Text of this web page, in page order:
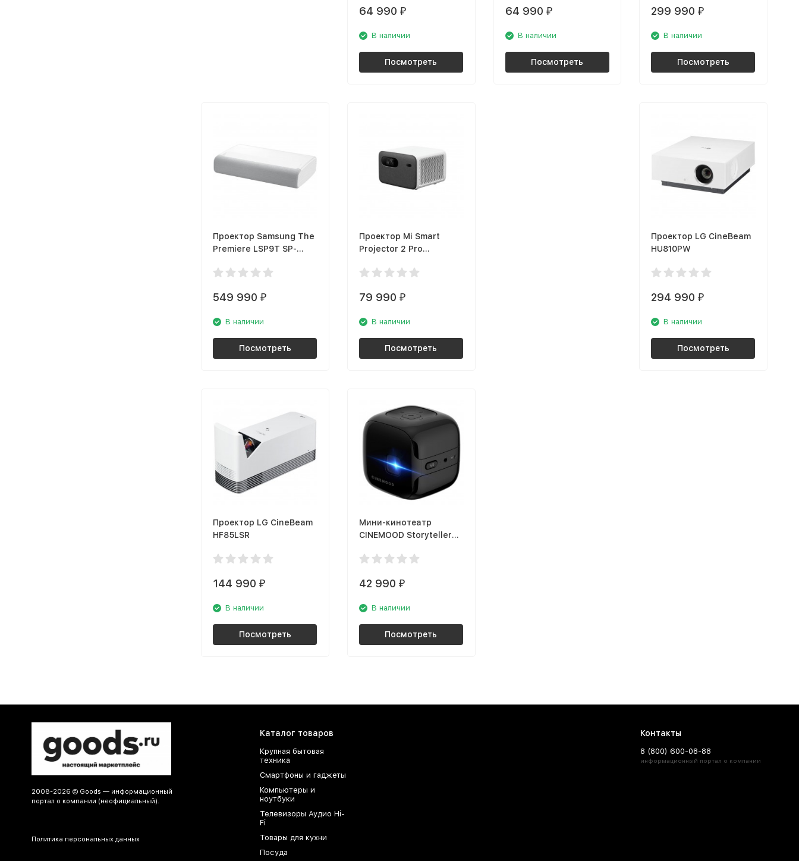
64 990 ₽
В наличии
Посмотреть
64 990 ₽
В наличии
Посмотреть
299 990₽
В наличии
Посмотреть
Проектор Samsung The
Premiere LSP9T SP-
549 990 ₽
В наличии
Посмотреть
Проектор Mi Smart
Projector 2 Pro
79 990 ₽
В наличии
Посмотреть
Проектор LG CineBeam
HU810PW
294 990₽
В наличии
Посмотреть
Проектор LG CineBeam
HF85LSR
144 990 ₽
В наличии
Посмотреть
Мини-кинотеатр
CINEMOOD Storyteller
42 990 ₽
В наличии
Посмотреть
2008-2026 © Goods — информационный
портал о компании (неофициальный).
Политика персональных данных
Каталог товаров
Крупная бытовая
техника
Смартфоны и гаджеты
Компьютеры и
ноутбуки
Телевизоры Аудио Hi-
Fi
Товары для кухни
Посуда
Контакты
8 (800) 600-08-88
информационный портал о компании